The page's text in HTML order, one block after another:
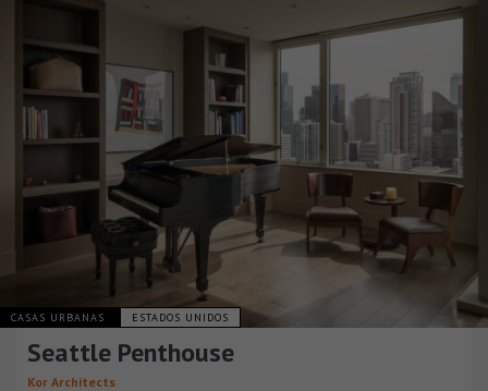
CASAS URBANAS ESTADOS UNIDOS
Seattle Penthouse
Kor Architects